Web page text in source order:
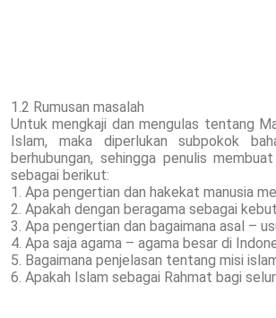
1.2 Rumusan masalah
Untuk mengkaji dan mengulas tentang
Islam, maka diperlukan subpokok
berhubungan, sehingga penulis
sebagai berikut:
1. Apa pengertian dan hakekat manusia
2. Apakah dengan beragama sebagai
3. Apa pengertian dan bagaimana asal –
4. Apa saja agama – agama besar di
5. Bagaimana penjelasan tentang misi
6. Apakah Islam sebagai Rahmat bagi